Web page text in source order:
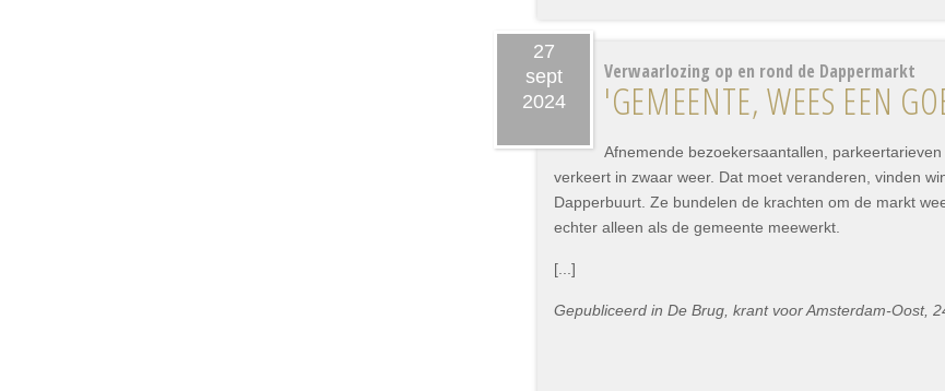
27
sept
2024
Verwaarlozing op en rond de Dappermarkt
'GEMEENTE, WEES EEN
Afnemende bezoekersaantallen,
verkeert in zwaar weer. Dat moet veranderen, vinden
Dapperbuurt. Ze bundelen de krachten om de markt
echter alleen als de gemeente meewerkt.
[...]
Gepubliceerd in De Brug, krant voor Amsterdam-Oost,